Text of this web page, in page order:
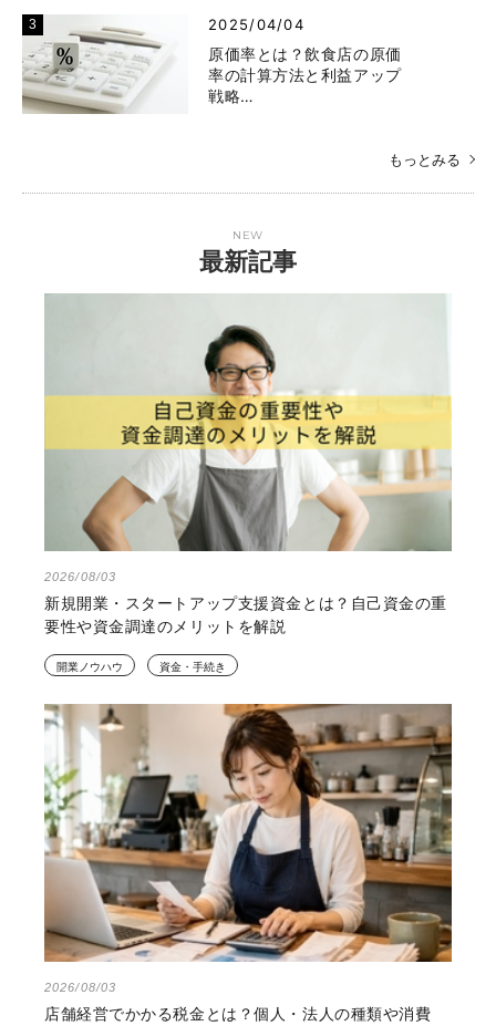
2025/04/04
原価率とは？飲食店の原価
率の計算方法と利益アップ
戦略…
もっとみる
NEW
最新記事
2026/08/03
新規開業・スタートアップ支援資金とは？自己資金の重
要性や資金調達のメリットを解説
開業ノウハウ 資金・手続き
2026/08/03
店舗経営でかかる税金とは？個人・法人の種類や消費